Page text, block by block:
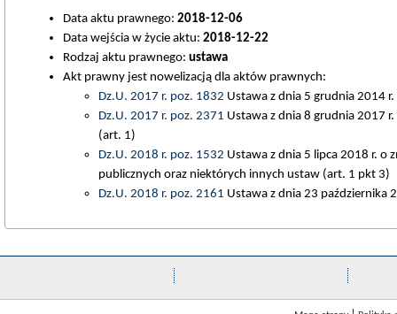
Data aktu prawnego: 2018-12-06
Data wejścia w życie aktu: 2018-12-22
Rodzaj aktu prawnego: ustawa
Akt prawny jest nowelizacją dla aktów prawnych:
Dz.U. 2017 r. poz. 1832 Ustawa z dnia 5 grudnia 2014
Dz.U. 2017 r. poz. 2371 Ustawa z dnia 8 grudnia 2017
(art. 1)
Dz.U. 2018 r. poz. 1532 Ustawa z dnia 5 lipca 2018 r. o
publicznych oraz niektórych innych ustaw (art. 1 pkt 3)
Dz.U. 2018 r. poz. 2161 Ustawa z dnia 23 października